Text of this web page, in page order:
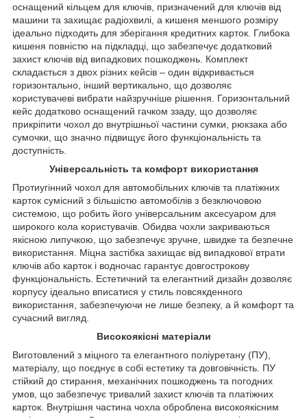
оснащений кільцем для ключів, призначений для ключів від
машини та захищає радіохвилі, а кишеня меншого розміру
ідеально підходить для зберігання кредитних карток. Глибока
кишеня повністю на підкладці, що забезпечує додатковий
захист ключів від випадкових пошкоджень. Комплект
складається з двох різних кейсів – один відкривається
горизонтально, інший вертикально, що дозволяє
користувачеві вибрати найзручніше рішення. Горизонтальний
кейс додатково оснащений гачком ззаду, що дозволяє
прикріпити чохол до внутрішньої частини сумки, рюкзака або
сумочки, що значно підвищує його функціональність та
доступність.
Універсальність та комфорт використання
Протиугінний чохол для автомобільних ключів та платіжних
карток сумісний з більшістю автомобілів з безключовою
системою, що робить його універсальним аксесуаром для
широкого кола користувачів. Обидва чохли закриваються
якісною липучкою, що забезпечує зручне, швидке та безпечне
використання. Міцна застібка захищає від випадкової втрати
ключів або карток і водночас гарантує довгострокову
функціональність. Естетичний та елегантний дизайн дозволяє
корпусу ідеально вписатися у стиль повсякденного
використання, забезпечуючи не лише безпеку, а й комфорт та
сучасний вигляд.
Високоякісні матеріали
Виготовлений з міцного та елегантного поліуретану (ПУ),
матеріалу, що поєднує в собі естетику та довговічність. ПУ
стійкий до стирання, механічних пошкоджень та погодних
умов, що забезпечує тривалий захист ключів та платіжних
карток. Внутрішня частина чохла оброблена високоякісним